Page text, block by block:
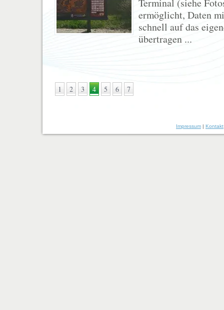
Terminal (siehe
ermöglicht, Daten
schnell auf das
übertragen ...
1 2 3 4 5 6 7
Impressum | Kontakt